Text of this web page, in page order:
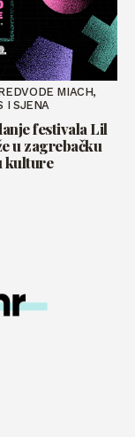
MIACH,
I SJENA
festivala Lil
u zagrebačku
kulture